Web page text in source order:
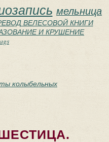
мельница
ВЕЛЕСОВОЙ КНИГИ
И КРУШЕНИЕ
колыбельных